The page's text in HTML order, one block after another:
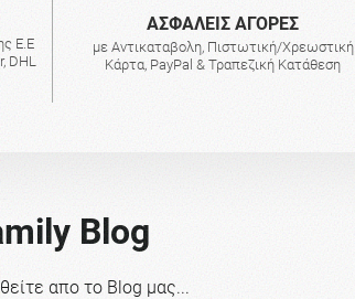
Ε.Ε
DHL
AΣΦΑΛΕΙΣ ΑΓΟΡΕΣ
με Αντικαταβολη, Πιστωτική/Χρεωστική
Κάρτα, PayPal & Τραπεζική Κατάθεση
Blog
απο το Blog μας...